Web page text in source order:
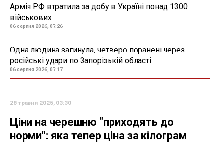
Армія РФ втратила за добу в Україні понад 1300
військових
06 серпня 2026, 07:26
Одна людина загинула, четверо поранені через
російські удари по Запорізькій області
06 серпня 2026, 07:17
28 травня 2025, 03:30
Ціни на черешню "приходять до
норми": яка тепер ціна за кілограм